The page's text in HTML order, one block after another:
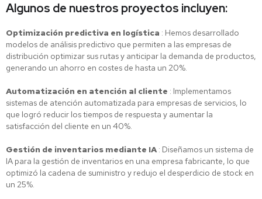
Algunos de nuestros proyectos incluyen:
Optimización predictiva en logística : Hemos desarrollado
modelos de análisis predictivo que permiten a las empresas de
distribución optimizar sus rutas y anticipar la demanda de productos,
generando un ahorro en costes de hasta un 20%.
Automatización en atención al cliente : Implementamos
sistemas de atención automatizada para empresas de servicios, lo
que logró reducir los tiempos de respuesta y aumentar la
satisfacción del cliente en un 40%.
Gestión de inventarios mediante IA: Diseñamos un sistema de
IA para la gestión de inventarios en una empresa fabricante, lo que
optimizó la cadena de suministro y redujo el desperdicio de stock en
un 25%.